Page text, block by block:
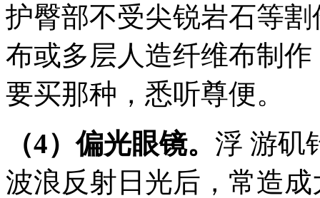
护臀部不受尖锐岩石等
布或多层人造纤维布制
要买那种，悉听尊便。
（4）偏光眼镜。 浮 游矶
波浪反射日光后，常造